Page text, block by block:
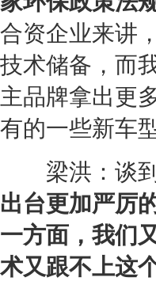
合资企业来讲
技术储备，而
主品牌拿出更
有的一些新车
梁洪：谈到
出台更加严厉
一方面，我们
术又跟不上这